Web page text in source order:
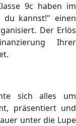
9c haben im
du kannst!" einen
Der Erlös
Ihrer
sich alles um
präsentiert und
unter die Lupe